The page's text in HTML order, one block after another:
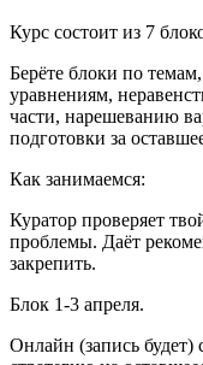
Курс состоит из 7
Берёте блоки по
уравнениям,
части, нарешеванию
подготовки за
Как занимаемся:
Куратор проверяет
проблемы. Даёт
закрепить.
Блок 1-3 апреля.
Онлайн (запись будет)